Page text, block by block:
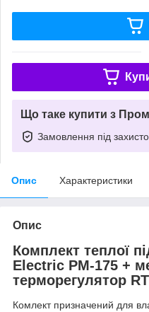
Що таке купити з
Замовлення під
Опис Характеристики
Опис
Комплект теплої
Electric PM-175 +
терморегулятор
Комлект призначений для